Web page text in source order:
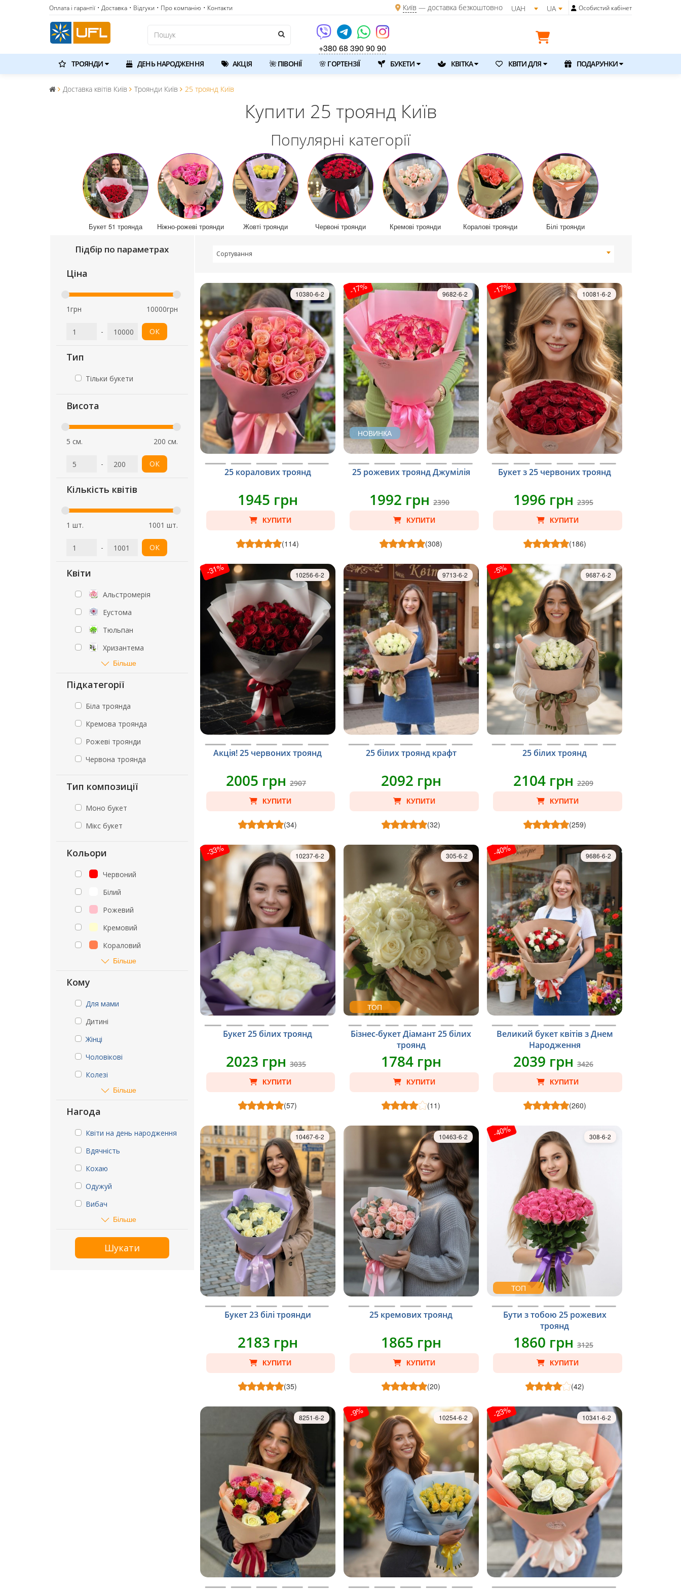
Оплата і гарантії • Доставка • Відгуки • Про компанію • Контакти Київ— доставка безкоштовно UAH UA Особистий кабінет
+380 68 390 90 90
ТРОЯНДИ ДЕНЬ НАРОДЖЕННЯ АКЦІЯ 🌺 ПІВОНІЇ 🌸 ГОРТЕНЗІЇ БУКЕТИ КВІТКА КВІТИ ДЛЯ ПОДАРУНКИ
Доставка квітів Київ Троянди Київ 25 троянд Київ
Купити 25 троянд Київ
Популярні категорії
Букет 51 троянда Ніжно-рожеві троянди Жовті троянди Червоні троянди Кремові троянди Коралові троянди Білі троянди
Підбір по параметрах
Ціна
1грн 10000грн
- ОК
Тип
Тільки букети
Висота
5 см. 200 см.
- ОК
Кількість квітів
1 шт. 1001 шт.
- ОК
Квіти
Альстромерія
Еустома
Тюльпан
Хризантема
Більше
Підкатегорії
Біла троянда
Кремова троянда
Рожеві троянди
Червона троянда
Тип композиції
Моно букет
Мікс букет
Кольори
Червоний
Білий
Рожевий
Кремовий
Кораловий
Більше
Кому
Для мами
Дитині
Жінці
Чоловікові
Колезі
Більше
Нагода
Квіти на день народження
Вдячність
Кохаю
Одужуй
Вибач
Більше
Шукати
Сортування
25 коралових троянд
10380-6-2
1945 грн
КУПИТИ
(114)
-17%
НОВИНКА
25 рожевих троянд Джумілія
9682-6-2
1992 грн2390
КУПИТИ
(308)
-17%
Букет з 25 червоних троянд
10081-6-2
1996 грн2395
КУПИТИ
(186)
-31%
Акція! 25 червоних троянд
10256-6-2
2005 грн2907
КУПИТИ
(34)
25 білих троянд крафт
9713-6-2
2092 грн
КУПИТИ
(32)
-5%
25 білих троянд
9687-6-2
2104 грн2209
КУПИТИ
(259)
-33%
Букет 25 білих троянд
10237-6-2
2023 грн3035
КУПИТИ
(57)
ТОП
Бізнес-букет Діамант 25 білих
троянд
305-6-2
1784 грн
КУПИТИ
(11)
-40%
Великий букет квітів з Днем
Народження
9686-6-2
2039 грн3426
КУПИТИ
(260)
Букет 23 білі троянди
10467-6-2
2183 грн
КУПИТИ
(35)
25 кремових троянд
10463-6-2
1865 грн
КУПИТИ
(20)
-40%
ТОП
Бути з тобою 25 рожевих
троянд
308-6-2
1860 грн3125
КУПИТИ
(42)
8251-6-2 -9% 10254-6-2 -23% 10341-6-2